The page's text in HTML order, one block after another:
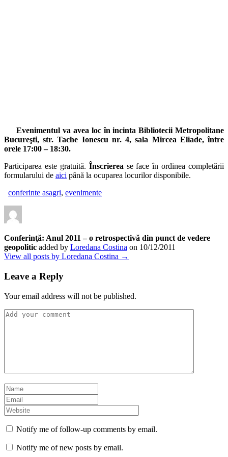
Evenimentul va avea loc în incinta Bibliotecii Metropolitane
Bucureşti, str. Tache Ionescu nr. 4, sala Mircea Eliade, între
orele 17:00 – 18:30.
Participarea este gratuită. Înscrierea se face în ordinea completării
formularului de aici până la ocuparea locurilor disponibile.
conferinte asagri, evenimente
Conferinţă: Anul 2011 – o retrospectivă din punct de vedere
geopolitic added by Loredana Costina on 10/12/2011
View all posts by Loredana Costina →
Leave a Reply
Your email address will not be published.
Notify me of follow-up comments by email.
Notify me of new posts by email.